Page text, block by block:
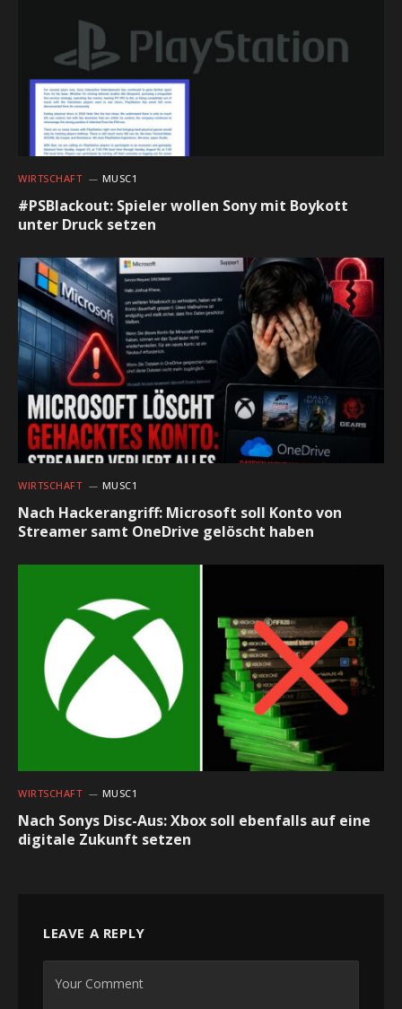
WIRTSCHAFT MUSC1
#PSBlackout: Spieler wollen Sony mit Boykott
unter Druck setzen
WIRTSCHAFT MUSC1
Nach Hackerangriff: Microsoft soll Konto von
Streamer samt OneDrive gelöscht haben
WIRTSCHAFT MUSC1
Nach Sonys Disc-Aus: Xbox soll ebenfalls auf eine
digitale Zukunft setzen
LEAVE A REPLY